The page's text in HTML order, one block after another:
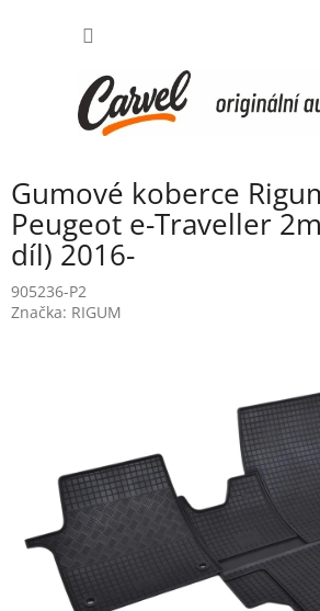
Gumové koberce
Peugeot e-Traveller
díl) 2016-
905236-P2
Značka: RIGUM